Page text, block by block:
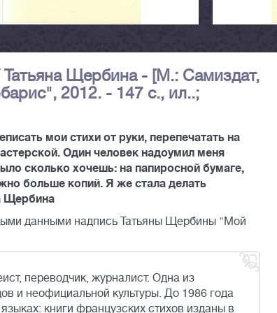
Щербина - [М.: Самиздат,
2012. - 147 с., ил..;
мои стихи от руки, перепечатать на
Один человек надоумил меня
сколько хочешь: на папиросной бумаге,
больше копий. Я же стала делать
Щербина
данными надпись Татьяны Щербины "Мой
переводчик, журналист. Одна из
и неофициальной культуры. До 1986 года
книги французских стихов изданы в